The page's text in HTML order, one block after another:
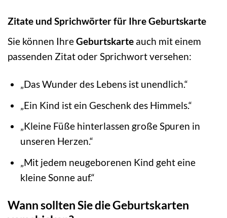
Zitate und Sprichwörter für Ihre Geburtskarte
Sie können IhreGeburtskarte auch mit einem
passenden Zitat oder Sprichwort versehen:
„Das Wunder des Lebens ist unendlich.“
„Ein Kind ist ein Geschenk des Himmels.“
„Kleine Füße hinterlassen große Spuren in
unseren Herzen.“
„Mit jedem neugeborenen Kind geht eine
kleine Sonne auf.“
Wann sollten Sie die Geburtskarten